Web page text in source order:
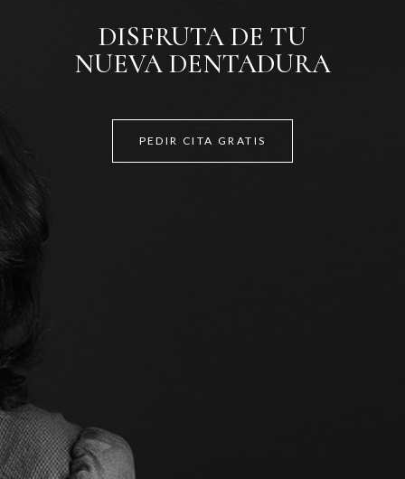
DISFRUTA DE TU
NUEVA DENTADURA
PEDIR CITA GRATIS